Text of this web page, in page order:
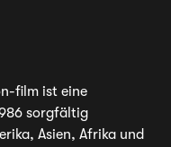
film ist eine
sorgfältig
Asien, Afrika und